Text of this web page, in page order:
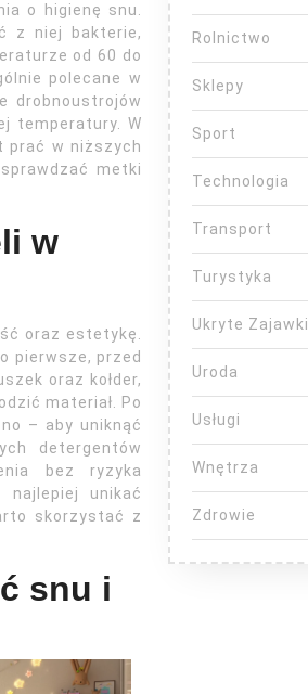
o higienę snu.
z niej bakterie,
od 60 do
polecane w
drobnoustrojów
temperatury. W
prać w niższych
metki
w
oraz estetykę.
pierwsze, przed
oraz kołder,
materiał. Po
– aby uniknąć
detergentów
bez ryzyka
unikać
skorzystać z
snu i
Rolnictwo
Sklepy
Sport
Technologia
Transport
Turystyka
Ukryte Zajawki
Uroda
Usługi
Wnętrza
Zdrowie